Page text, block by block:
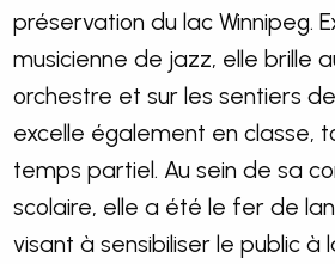
préservation du lac Winnipeg.
musicienne de jazz, elle brille
orchestre et sur les sentiers
excelle également en classe,
temps partiel. Au sein de sa
scolaire, elle a été le fer de
visant à sensibiliser le public à